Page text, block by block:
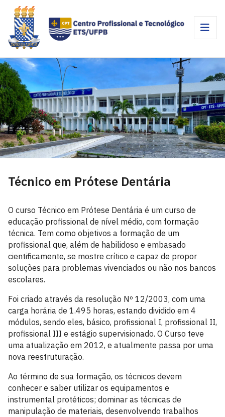
Técnico em Prótese Dentária
O curso Técnico em Prótese Dentária é um curso de
educação profissional de nível médio, com formação
técnica. Tem como objetivos a formação de um
profissional que, além de habilidoso e embasado
cientificamente, se mostre crítico e capaz de propor
soluções para problemas vivenciados ou não nos bancos
escolares.
Foi criado através da resolução Nº 12/2003, com uma
carga horária de 1.495 horas, estando dividido em 4
módulos, sendo eles, básico, profissional I, profissional II,
profissional III e estágio supervisionado. O Curso teve
uma atualização em 2012, e atualmente passa por uma
nova reestruturação.
Ao término de sua formação, os técnicos devem
conhecer e saber utilizar os equipamentos e
instrumental protéticos; dominar as técnicas de
manipulação de materiais, desenvolvendo trabalhos